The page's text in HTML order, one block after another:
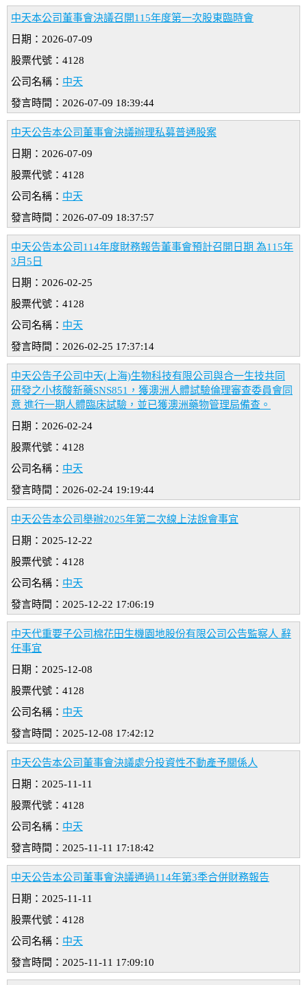
中天本公司董事會決議召開115年度第一次股東臨時會
日期：2026-07-09
股票代號：4128
公司名稱： 中天
發言時間：2026-07-09 18:39:44
中天公告本公司董事會決議辦理私募普通股案
日期：2026-07-09
股票代號：4128
公司名稱： 中天
發言時間：2026-07-09 18:37:57
中天公告本公司114年度財務報告董事會預計召開日期 為115年
3月5日
日期：2026-02-25
股票代號：4128
公司名稱： 中天
發言時間：2026-02-25 17:37:14
中天公告子公司中天(上海)生物科技有限公司與合一生技共同
研發之小核酸新藥SNS851，獲澳洲人體試驗倫理審查委員會同
意 進行一期人體臨床試驗，並已獲澳洲藥物管理局備查。
日期：2026-02-24
股票代號：4128
公司名稱： 中天
發言時間：2026-02-24 19:19:44
中天公告本公司舉辦2025年第二次線上法說會事宜
日期：2025-12-22
股票代號：4128
公司名稱： 中天
發言時間：2025-12-22 17:06:19
中天代重要子公司棉花田生機園地股份有限公司公告監察人 辭
任事宜
日期：2025-12-08
股票代號：4128
公司名稱： 中天
發言時間：2025-12-08 17:42:12
中天公告本公司董事會決議處分投資性不動產予關係人
日期：2025-11-11
股票代號：4128
公司名稱： 中天
發言時間：2025-11-11 17:18:42
中天公告本公司董事會決議通過114年第3季合併財務報告
日期：2025-11-11
股票代號：4128
公司名稱： 中天
發言時間：2025-11-11 17:09:10